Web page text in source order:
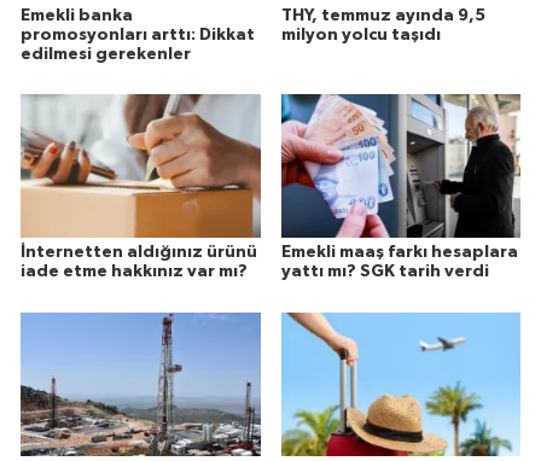
Emekli banka
promosyonları arttı: Dikkat
edilmesi gerekenler
THY, temmuz ayında 9,5
milyon yolcu taşıdı
İnternetten aldığınız ürünü
iade etme hakkınız var mı?
Emekli maaş farkı hesaplara
yattı mı? SGK tarih verdi